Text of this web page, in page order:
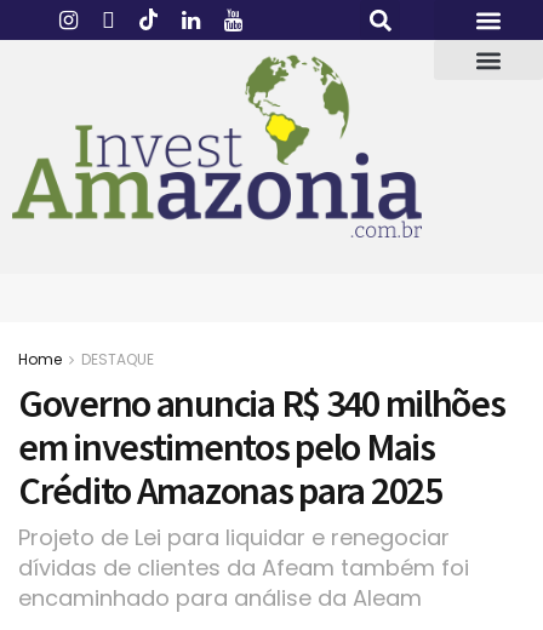
Home DESTAQUE
Governo anuncia R$ 340 milhões
em investimentos pelo Mais
Crédito Amazonas para 2025
Projeto de Lei para liquidar e renegociar
dívidas de clientes da Afeam também foi
encaminhado para análise da Aleam